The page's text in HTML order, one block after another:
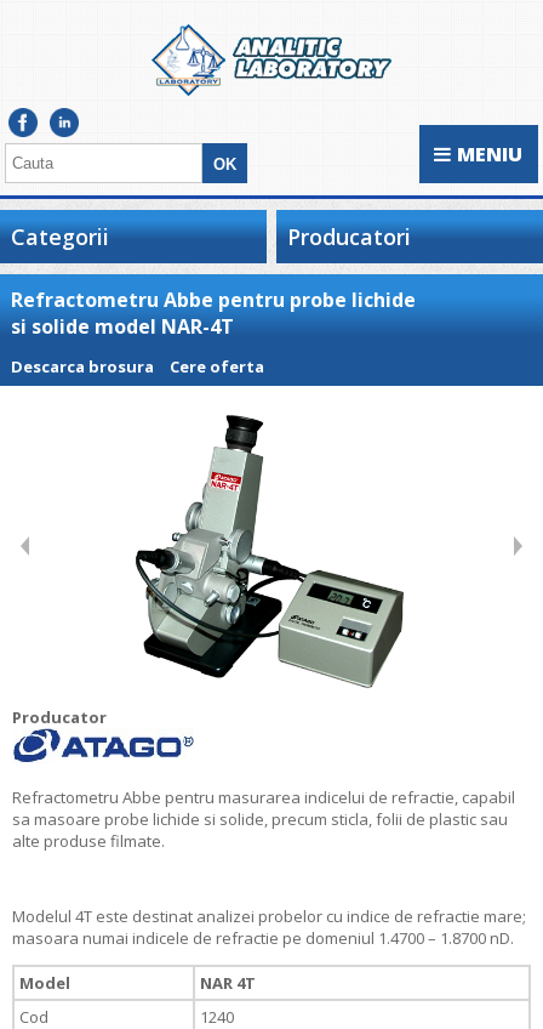
MENIU
Categorii Producatori
Refractometru Abbe pentru probe lichide
si solide model NAR-4T
Descarca brosura Cere oferta
Producator
Refractometru Abbe pentru masurarea indicelui de refractie, capabil
sa masoare probe lichide si solide, precum sticla, folii de plastic sau
alte produse filmate.
Modelul 4T este destinat analizei probelor cu indice de refractie mare;
masoara numai indicele de refractie pe domeniul 1.4700 – 1.8700 nD.
Model
NAR 4T
Cod
1240